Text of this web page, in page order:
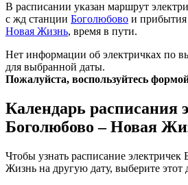
В расписании указан маршрут
с жд станции Боголюбово и
Новая Жизнь, время в пути.
Нет информации об электричках по
для выбранной даты.
Пожалуйста, воспользуйтесь
Календарь расписания
Боголюбово – Новая
Чтобы узнать расписание
Жизнь на другую дату, выберите этот